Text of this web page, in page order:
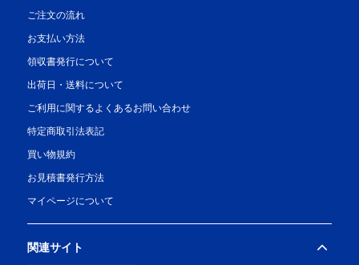
ご注文の流れ
お支払い方法
領収書発行について
出荷日・送料について
ご利用に関するよくあるお問い合わせ
特定商取引法表記
買い物規約
お見積書発行方法
マイページについて
関連サイト